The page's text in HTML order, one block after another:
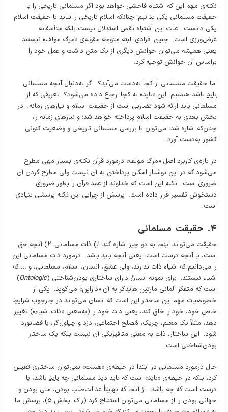
نکته‌ی مهم این که اشتباه فاحشی خواهد بود اگر مسلمانی تاریخی را با
حقیقت مسلمانی یکی بدانیم؛ چنانکه اسلام تاریخی را نباید با حقیقت اسلام
یکی دانست. علت این اشتباه نقص استدلال نیست بلکه متأسفانه
غرض‌ورزی است. چنین افرادی البته متوجه مقوله‌ی «مرگ مولف» نیستند.
یعنی همیشه می‌توان خوانش دیگری از یک متن داشت و عمل خود را
براساس آن خوانش توجیه کرد.
اما حقیقت مسلمانی از کجا به‌دست می‌آید؟ اگر به‌دنبال آنچه مسلمانی
بایدباشد هستیم، این «باید» به کجا ارجاع داده می‌شود؟ تعریفی که از
مسلمانی باید ارائه شود تضاربی است از حقیقت اسلام و نیازهای زمانه. در
بخش بعدی به حقیقت اسلام پرداخته خواهد شد؛ و نیازهای زمانه را،
چنان‌که اشاره شد، می‌توان با بررسی مسلمانی تاریخی و وضعیت کنونی
کشور به‌دست آورد.
در باره‌ی کاربرد اصل «مرگ مولف» درمورد قرآن نکته‌ی بسیار مهی مطرح
می‌شود که در این نوشتار امکان پرداختن به آن نیست ولی مطرح کردن آن
ضروری است. نکته این است که خداوند از عمد قرآن را بطور ضروری
دستخوش تفسیر قرار داده است. پرسش از چرایی این نکته پرسشی بنیادی
است.
۴. حقیقت مسلمانی
حقیقت می‌تواند اینجا به دو چیز اشاره کند:۱) ذات مسلمانی،۲) آنچه حق
است، یا آنچه درست است، یعنی آنچهبایدباشد. درمورد ذات مسلمانی این
را می‌دانیم که اشیاء ذات ندارند، ولی عشق، انسان، اسلام، مسلمانی، و … که
اشیاء نیستند. برای نمونه انسانْ دارای ساختاری بودن‌شناختی (Ontologic
)
است که متفکر آلمانی مارتین هایدگر به آن «دازاین» می‌گوید. یکی از
خصوصیات مهم این ساختار این است که انسان می‌تواند در چارچوب شرایطِ
خاص خود، خود را خلق کند، یعنی ذات خود را (به‌معنی «ذات اشیاء») تغییر
دهد، مثلاً یک معلم، چریک، مُصلح اجتماعی، دزد و چپاول‌گر، یا فضانورد
شود. این ساختار، ذات به معنی متافیزیکی آن نیست بلکه یک ساختار
بودن‌شناختی است.
حال درمورد مسلمانی در ابتدا در حیطه‌ی «هست» نمی‌توان ساختاری تعیین
کرد، بلکه در حیطه‌ی «باید» است که باید دید مسلمانی چهبایدباشد، یا
درست است که چه باشد. از آنجا که نهایتاً عدالت‌طلب بودن، ملی بودن و
جهانی بودن را از مسلمانی می‌توان استنتاج کرد (ر.ک. بخش ۵)، پرسش ما